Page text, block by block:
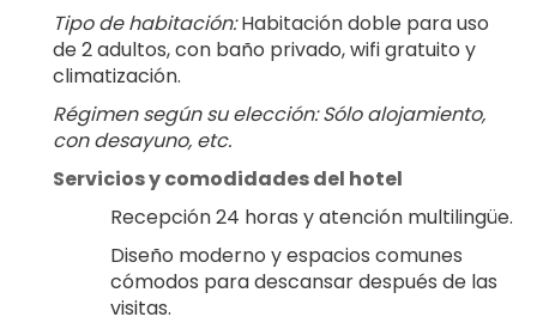
Tipo de habitación: Habitación doble para uso
de 2 adultos, con baño privado, wifi gratuito y
climatización.
Régimen según su elección: Sólo alojamiento,
con desayuno, etc.
Servicios y comodidades del hotel
Recepción 24 horas y atención multilingüe.
Diseño moderno y espacios comunes
cómodos para descansar después de las
visitas.